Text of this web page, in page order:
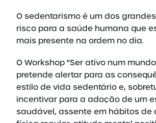
O sedentarismo é um dos
risco para a saúde humana que
mais presente na ordem no dia.
O Workshop "Ser ativo num
pretende alertar para as
estilo de vida sedentário e,
incentivar para a adoção de um
saudável, assente em hábitos de